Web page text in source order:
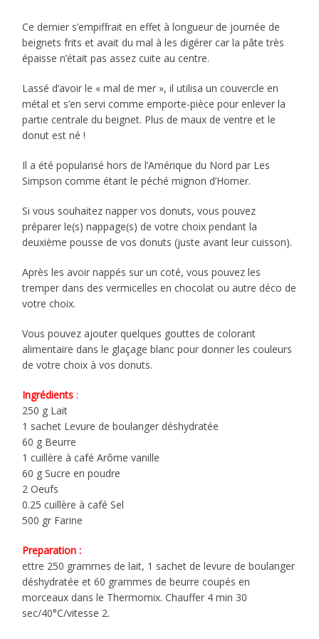
Ce dernier s’empiffrait en effet à longueur de journée de
beignets frits et avait du mal à les digérer car la pâte très
épaisse n’était pas assez cuite au centre.
Lassé d’avoir le « mal de mer », il utilisa un couvercle en
métal et s’en servi comme emporte-pièce pour enlever la
partie centrale du beignet. Plus de maux de ventre et le
donut est né !
Il a été popularisé hors de l’Amérique du Nord par Les
Simpson comme étant le péché mignon d’Homer.
Si vous souhaitez napper vos donuts, vous pouvez
préparer le(s) nappage(s) de votre choix pendant la
deuxième pousse de vos donuts (juste avant leur cuisson).
Après les avoir nappés sur un coté, vous pouvez les
tremper dans des vermicelles en chocolat ou autre déco de
votre choix.
Vous pouvez ajouter quelques gouttes de colorant
alimentaire dans le glaçage blanc pour donner les couleurs
de votre choix à vos donuts.
Ingrédients :
250 g Lait
1 sachet Levure de boulanger déshydratée
60 g Beurre
1 cuillère à café Arôme vanille
60 g Sucre en poudre
2 Oeufs
0.25 cuillère à café Sel
500 gr Farine
Preparation :
ettre 250 grammes de lait, 1 sachet de levure de boulanger
déshydratée et 60 grammes de beurre coupés en
morceaux dans le Thermomix. Chauffer 4 min 30
sec/40°C/vitesse 2.